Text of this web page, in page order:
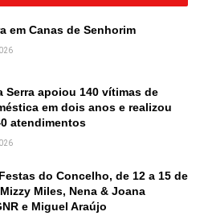
em Canas de Senhorim
Serra apoiou 140 vítimas de
em dois anos e realizou
atendimentos
do Concelho, de 12 a 15 de
Miles, Nena & Joana
e Miguel Araújo